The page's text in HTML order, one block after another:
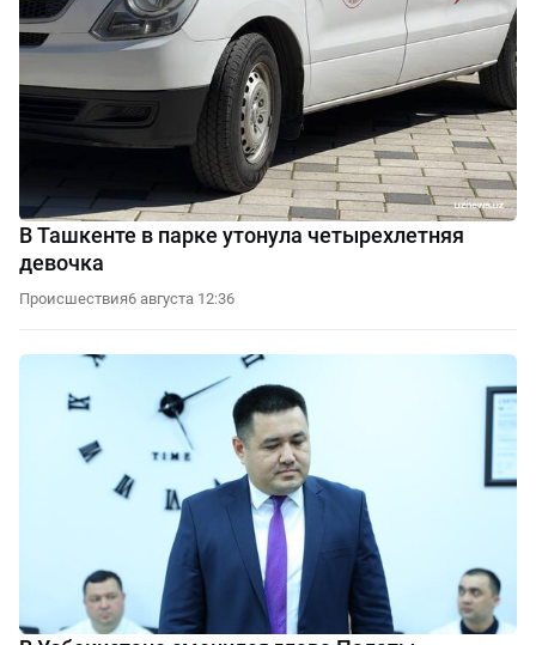
В Ташкенте в парке утонула четырехлетняя
девочка
Происшествия6 августа 12:36